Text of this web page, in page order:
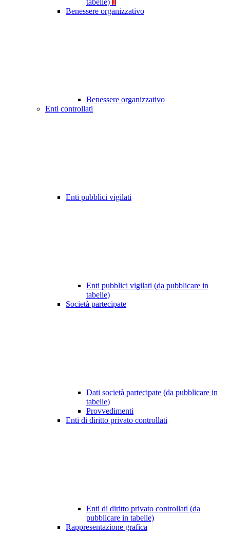
tabelle)
Benessere organizzativo
Benessere organizzativo
Enti controllati
Enti pubblici vigilati
Enti pubblici vigilati (da pubblicare in
tabelle)
Società partecipate
Dati società partecipate (da pubblicare in
tabelle)
Provvedimenti
Enti di diritto privato controllati
Enti di diritto privato controllati (da
pubblicare in tabelle)
Rappresentazione grafica